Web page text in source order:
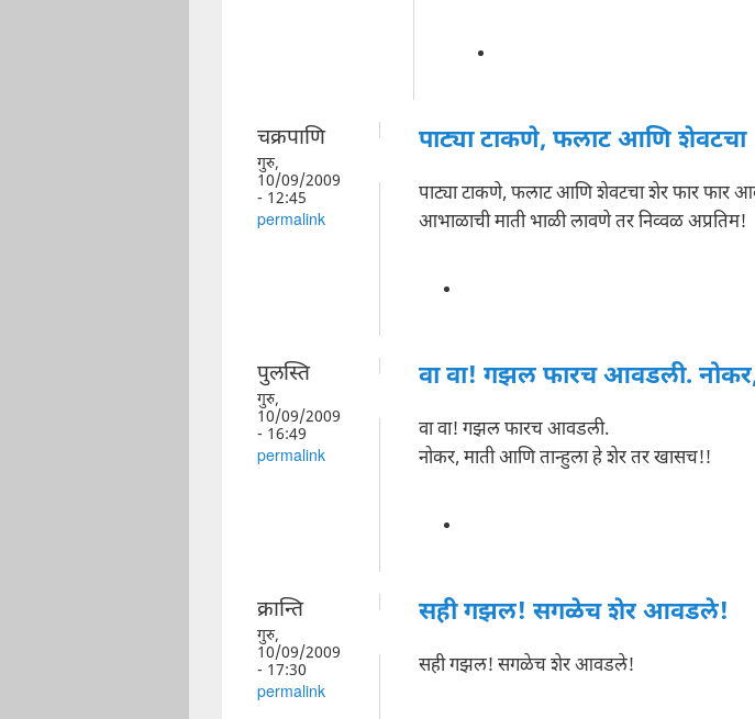
चक्रपाणि
गुरु,
10/09/2009
- 12:45
permalink
पाट्या टाकणे, फलाट आणि शेवटचा
पाट्या टाकणे, फलाट आणि शेवटचा शेर फार फार
आभाळाची माती भाळी लावणे तर निव्वळ अप्रतिम!
पुलस्ति
गुरु,
10/09/2009
- 16:49
permalink
वा वा! गझल फारच आवडली.
वा वा! गझल फारच आवडली.
नोकर, माती आणि तान्हुला हे शेर तर खासच!!
क्रान्ति
गुरु,
10/09/2009
- 17:30
permalink
सही गझल! सगळेच शेर आवडले!
सही गझल! सगळेच शेर आवडले!